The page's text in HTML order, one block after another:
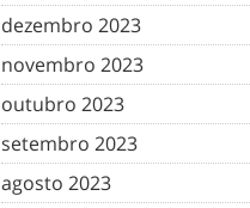
dezembro 2023
novembro 2023
outubro 2023
setembro 2023
agosto 2023